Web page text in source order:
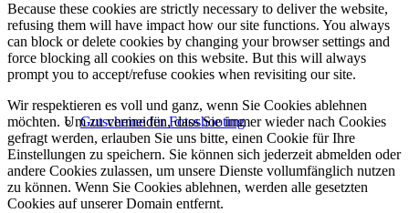
Gutscheine für Fotoshooting
Because these cookies are strictly necessary to deliver the website,
refusing them will have impact how our site functions. You always
can block or delete cookies by changing your browser settings and
force blocking all cookies on this website. But this will always
prompt you to accept/refuse cookies when revisiting our site.
Wir respektieren es voll und ganz, wenn Sie Cookies ablehnen
möchten. Um zu vermeiden, dass Sie immer wieder nach Cookies
gefragt werden, erlauben Sie uns bitte, einen Cookie für Ihre
Einstellungen zu speichern. Sie können sich jederzeit abmelden oder
andere Cookies zulassen, um unsere Dienste vollumfänglich nutzen
zu können. Wenn Sie Cookies ablehnen, werden alle gesetzten
Cookies auf unserer Domain entfernt.